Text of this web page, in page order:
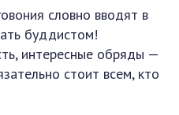
словно вводят в
буддистом!
интересные обряды —
стоит всем, кто